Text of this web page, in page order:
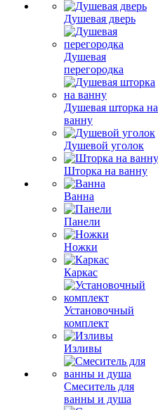
Душевая дверь
Душевая
перегородка
Душевая шторка на
ванну
Душевой уголок
Шторка на ванну
Ванна
Панели
Ножки
Каркас
Установочный
комплект
Изливы
Смеситель для
ванны и душа